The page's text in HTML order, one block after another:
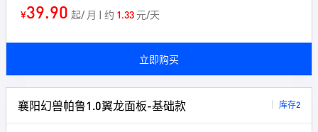
¥39.90 起/ 月 | 约 1.33元/天
立即购买
襄阳幻兽帕鲁1.0翼龙面板-基础款 库存2